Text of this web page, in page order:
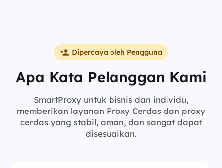
Dipercaya oleh Pengguna
Apa Kata Pelanggan Kami
SmartProxy untuk bisnis dan individu,
memberikan layanan Proxy Cerdas dan proxy
cerdas yang stabil, aman, dan sangat dapat
disesuaikan.